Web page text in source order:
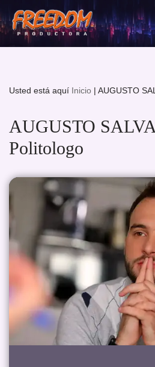
Saltar
al
Usted está aquí Inicio | AUGUSTO
AUGUSTO
Politologo